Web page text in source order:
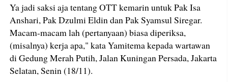
Ya jadi saksi aja tentang OTT kemarin untuk Pak Isa
Anshari, Pak Dzulmi Eldin dan Pak Syamsul Siregar.
Macam-macam lah (pertanyaan) biasa diperiksa,
(misalnya) kerja apa," kata Yamitema kepada wartawan
di Gedung Merah Putih, Jalan Kuningan Persada, Jakarta
Selatan, Senin (18/11).